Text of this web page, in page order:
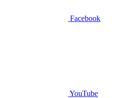
Facebook
YouTube